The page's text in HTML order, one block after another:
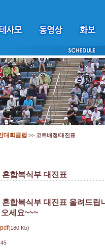
대회클럽 >> 코트배정/대진표
합복식부 대진표
합복식부 대진표 올려드립
세요~~~
(180 Kb)